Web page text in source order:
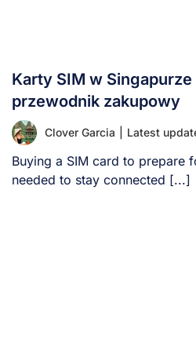
Karty SIM w
przewodnik zakupowy
Clover Garcia Latest
Buying a SIM card to prepare
needed to stay connected [...]